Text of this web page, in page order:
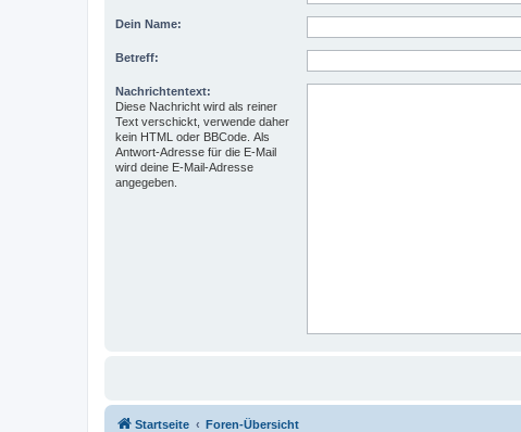
Dein Name:
Betreff:
Nachrichtentext:
Diese Nachricht wird als reiner
Text verschickt, verwende daher
kein HTML oder BBCode. Als
Antwort-Adresse für die E-Mail
wird deine E-Mail-Adresse
angegeben.
Startseite Foren-Übersicht